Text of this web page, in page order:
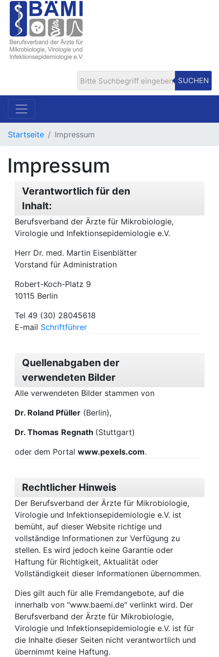
SUCHEN
Startseite Impressum
Impressum
Verantwortlich für den
Inhalt:
Berufsverband der Ärzte für Mikrobiologie,
Virologie und Infektionsepidemiologie e.V.
Herr Dr. med. Martin Eisenblätter
Vorstand für Administration
Robert-Koch-Platz 9
10115 Berlin
Tel 49 (30) 28045618
E-mail Schriftführer
Quellenabgaben der
verwendeten Bilder
Alle verwendeten Bilder stammen von
Dr. Roland Pfüller (Berlin),
Dr. Thomas Regnath (Stuttgart)
oder dem Portal www.pexels.com.
Rechtlicher Hinweis
Der Berufsverband der Ärzte für Mikrobiologie,
Virologie und Infektionsepidemiologie e.V. ist
bemüht, auf dieser Website richtige und
vollständige Informationen zur Verfügung zu
stellen. Es wird jedoch keine Garantie oder
Haftung für Richtigkeit, Aktualität oder
Vollständigkeit dieser Informationen übernommen.
Dies gilt auch für alle Fremdangebote, auf die
innerhalb von "www.baemi.de" verlinkt wird. Der
Berufsverband der Ärzte für Mikrobiologie,
Virologie und Infektionsepidemiologie e.V. ist für
die Inhalte dieser Seiten nicht verantwortlich und
übernimmt keine Haftung.